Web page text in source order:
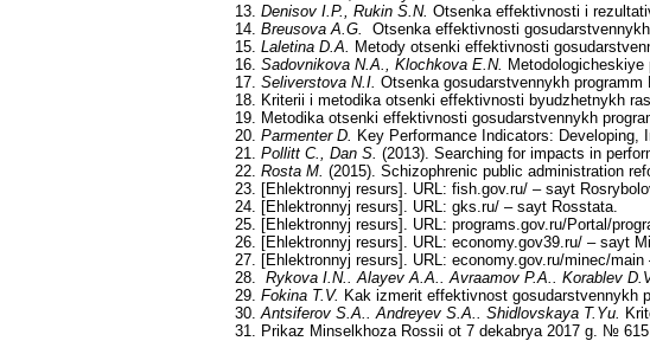
13. Denisov I.P., Rukin S.N. Otsenka effektivnosti i
14. Breusova A.G.
Otsenka effektivnosti
15. Laletina D.A.
Metody otsenki effektivnosti
16. Sadovnikova N.A., Klochkova E.N.
17. Seliverstova N.I. Otsenka gosudarstvennykh
18. Kriterii i metodika otsenki effektivnosti byudzhetnykh
19. Metodika otsenki effektivnosti gosudarstvennykh
20. Parmenter D.
Key Performance Indicators: Developing,
21. Pollitt C., Dan S. (2013). Searching for impacts in
22. Rosta M. (2015). Schizophrenic public administration
23. [Ehlektronnyj resurs]. URL: fish.gov.ru/ – sayt
24. [Ehlektronnyj resurs]. URL: gks.ru/ – sayt Rosstata.
25. [Ehlektronnyj resurs]. URL: programs.gov.ru/Portal/
26. [Ehlektronnyj resurs]. URL: economy.gov39.ru/ – sayt
27. [Ehlektronnyj resurs]. URL: economy.gov.ru/minec/
28. Rykova I.N.. Alayev A.A.. Avraamov P.A.. Korablev
29. Fokina T.V. Kak izmerit effektivnost gosudarstvennykh
30. Antsiferov S.A.. Andreyev S.A.. Shidlovskaya T.Yu.
31. Prikaz Minselkhoza Rossii ot 7 dekabrya 2017 g. №